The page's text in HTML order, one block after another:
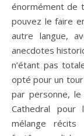
énormément de
pouvez le faire
autre langue,
anecdotes
n’étant pas
opté pour un
par personne,
Cathedral
mélange